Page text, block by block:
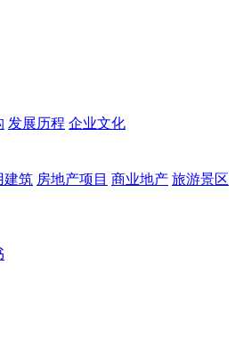
发展历程 企业文化
建筑 房地产项目 商业地产 旅游景区